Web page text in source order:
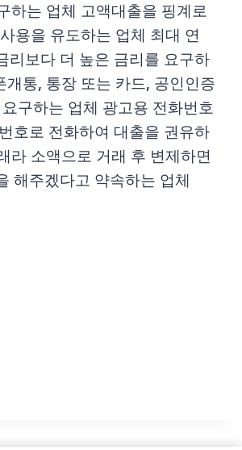
하는 업체 고액대출을 핑계로
용을 유도하는 업체 최대 연
리보다 더 높은 금리를 요구하
통, 통장 또는 카드, 공인인증
구하는 업체 광고용 전화번호
호로 전화하여 대출을 권유하
라 소액으로 거래 후 변제하면
해주겠다고 약속하는 업체